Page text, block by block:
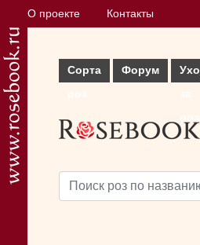
О проекте Контакты
Сорта
Форум